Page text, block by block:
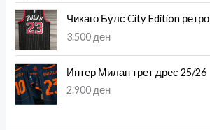
Чикаго Булс City Edition ретро
3.500 ден
Интер Милан трет дрес 25/26
2.900 ден